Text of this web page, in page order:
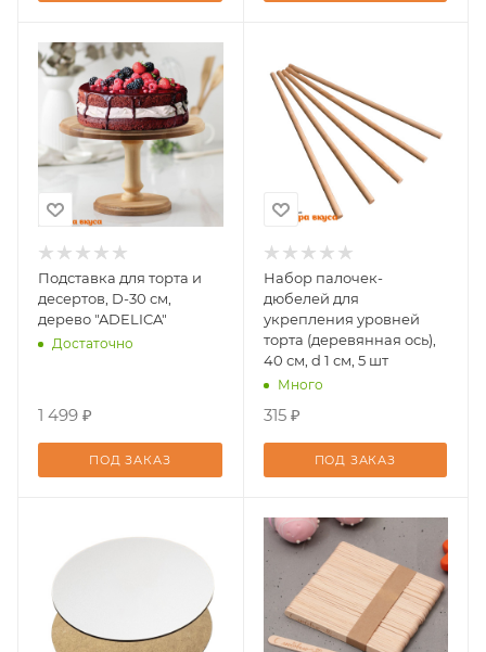
Подставка для торта и
десертов, D-30 см,
дерево "ADELICA"
Достаточно
1 499 ₽
ПОД ЗАКАЗ
Набор палочек-
дюбелей для
укрепления уровней
торта (деревянная ось),
40 см, d 1 см, 5 шт
Много
315 ₽
ПОД ЗАКАЗ